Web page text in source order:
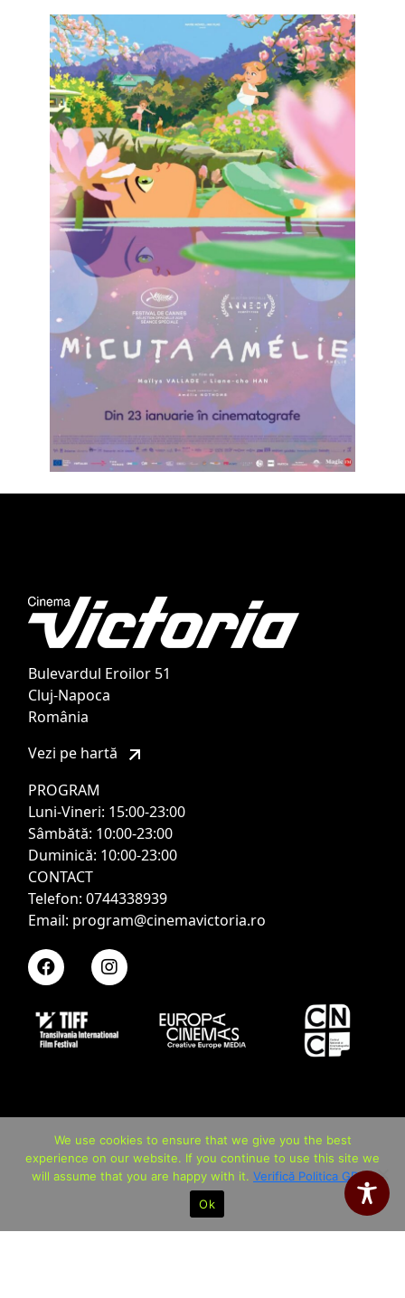
Bulevardul Eroilor 51
Cluj-Napoca
România
Vezi pe hartă
PROGRAM
Luni-Vineri: 15:00-23:00
Sâmbătă: 10:00-23:00
Duminică: 10:00-23:00
CONTACT
Telefon: 0744338939
Email: program@cinemavictoria.ro
We use cookies to ensure that we give you the best
experience on our website. If you continue to use this site we
will assume that you are happy with it. Verifică Politica GDPR
Ok